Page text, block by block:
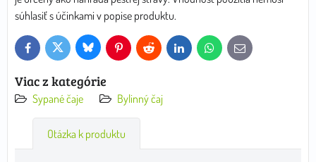
súhlasiť s účinkami v popise produktu.
FacebookTwitter Bluesky PinterestReddit LinkedInWhatsApp
E-
mail
Viac z kategórie
Sypané čaje Bylinný čaj
Otázka k produktu